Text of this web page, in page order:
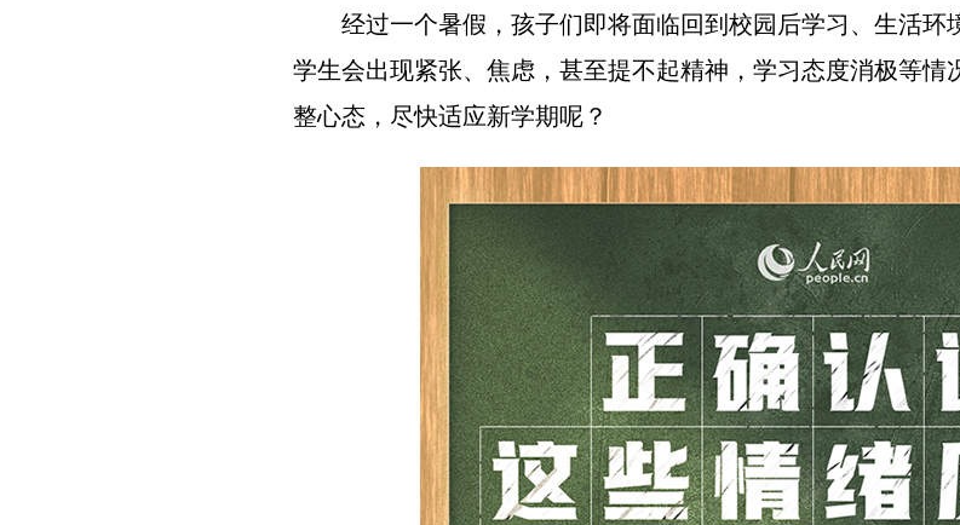
经过一个暑假，孩子们即将面临回到校园后学习、生活环
学生会出现紧张、焦虑，甚至提不起精神，学习态度消极等情
整心态，尽快适应新学期呢？